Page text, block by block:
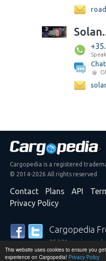
This website uses cookies to ensure you
experience on Cargopedia! Privacy Policy
Chat
Cargopedia is a registered
© 2014-2026 All rights reserved
Contact Plans API
Privacy Policy
Cargopedia
25,321 carriers and
trusting our services